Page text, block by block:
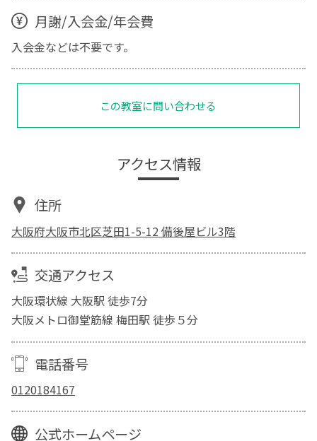
月謝/入会金/年会費
入会金などは不要です。
この教室に問い合わせる
アクセス情報
住所
大阪府大阪市北区芝田1-5-12 備後屋ビル3階
交通アクセス
大阪環状線 大阪駅 徒歩7分
大阪メトロ御堂筋線 梅田駅 徒歩５分
電話番号
0120184167
公式ホームページ